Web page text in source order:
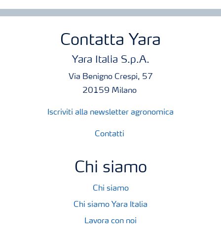
Contatta Yara
Yara Italia S.p.A.
Via Benigno Crespi, 57
20159 Milano
Iscriviti alla newsletter agronomica
Contatti
Chi siamo
Chi siamo
Chi siamo Yara Italia
Lavora con noi